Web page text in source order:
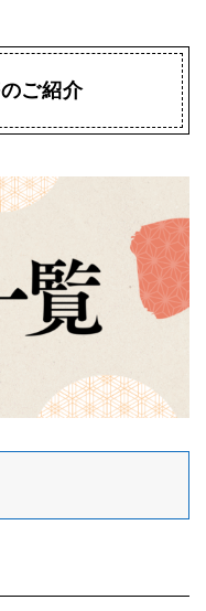
ご紹介